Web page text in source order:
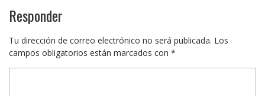
Responder
Tu dirección de correo electrónico no será publicada. Los
campos obligatorios están marcados con *